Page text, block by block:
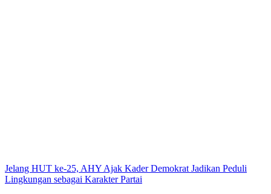
Jelang HUT ke-25, AHY Ajak Kader Demokrat Jadikan Peduli
Lingkungan sebagai Karakter Partai